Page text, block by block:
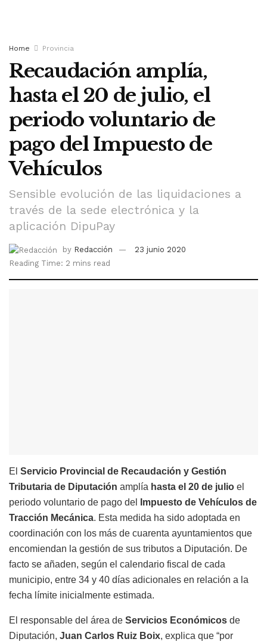
Home Provincia
Recaudación amplía,
hasta el 20 de julio, el
periodo voluntario de
pago del Impuesto de
Vehículos
Sensible evolución de las liquidaciones a
través de la sede electrónica y la
aplicación DipuPay
by Redacción
23 junio 2020
Reading Time: 2 mins read
El Servicio Provincial de Recaudación y Gestión
Tributaria de Diputación amplía hasta el 20 de julio el
periodo voluntario de pago del
Impuesto de Vehículos de
Tracción Mecánica. Esta medida ha sido adoptada en
coordinación con los más de cuarenta ayuntamientos que
encomiendan la gestión de sus tributos a Diputación. De
facto se añaden, según el calendario fiscal de cada
municipio, entre 34 y 40 días adicionales en relación a la
fecha límite inicialmente estimada.
El responsable del área de Servicios Económicos de
Diputación, Juan Carlos Ruiz Boix, explica que “por